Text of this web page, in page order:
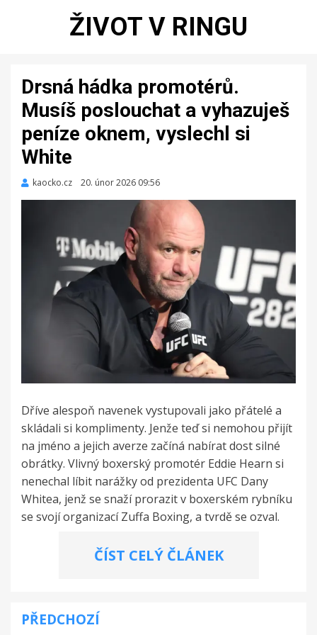
ŽIVOT V RINGU
Drsná hádka promotérů.
Musíš poslouchat a vyhazuješ
peníze oknem, vyslechl si
White
kaocko.cz
Zveřejněno
20. únor 2026 09:56
Dříve alespoň navenek vystupovali jako přátelé a
skládali si komplimenty. Jenže teď si nemohou přijít
na jméno a jejich averze začíná nabírat dost silné
obrátky. Vlivný boxerský promotér Eddie Hearn si
nenechal líbit narážky od prezidenta UFC Dany
Whitea, jenž se snaží prorazit v boxerském rybníku
se svojí organizací Zuffa Boxing, a tvrdě se ozval.
ČÍST CELÝ ČLÁNEK
Navigace
PŘEDCHOZÍ